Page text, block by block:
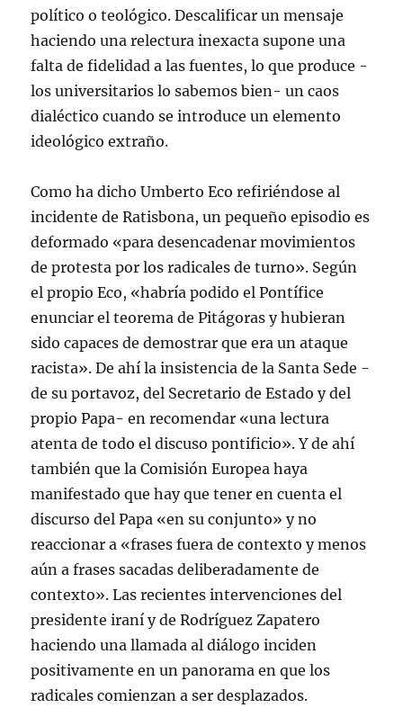
político o teológico. Descalificar un mensaje
haciendo una relectura inexacta supone una
falta de fidelidad a las fuentes, lo que produce -
los universitarios lo sabemos bien- un caos
dialéctico cuando se introduce un elemento
ideológico extraño.
Como ha dicho Umberto Eco refiriéndose al
incidente de Ratisbona, un pequeño episodio es
deformado «para desencadenar movimientos
de protesta por los radicales de turno». Según
el propio Eco, «habría podido el Pontífice
enunciar el teorema de Pitágoras y hubieran
sido capaces de demostrar que era un ataque
racista». De ahí la insistencia de la Santa Sede -
de su portavoz, del Secretario de Estado y del
propio Papa- en recomendar «una lectura
atenta de todo el discuso pontificio». Y de ahí
también que la Comisión Europea haya
manifestado que hay que tener en cuenta el
discurso del Papa «en su conjunto» y no
reaccionar a «frases fuera de contexto y menos
aún a frases sacadas deliberadamente de
contexto». Las recientes intervenciones del
presidente iraní y de Rodríguez Zapatero
haciendo una llamada al diálogo inciden
positivamente en un panorama en que los
radicales comienzan a ser desplazados.